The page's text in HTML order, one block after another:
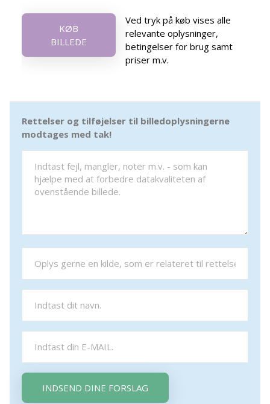
KØB
BILLEDE
Ved tryk på køb vises alle
relevante oplysninger,
betingelser for brug samt
priser m.v.
Rettelser og tilføjelser til billedoplysningerne
modtages med tak!
INDSEND DINE FORSLAG